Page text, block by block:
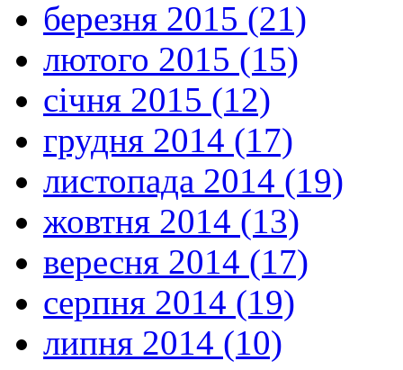
березня 2015 (21)
лютого 2015 (15)
січня 2015 (12)
грудня 2014 (17)
листопада 2014 (19)
жовтня 2014 (13)
вересня 2014 (17)
серпня 2014 (19)
липня 2014 (10)